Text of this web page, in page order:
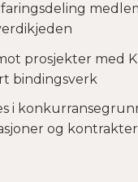
prosjekter med
bindingsverk
i
og kontrakter